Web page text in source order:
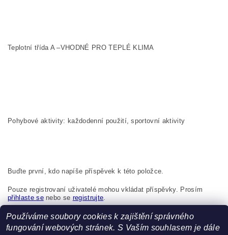
Teplotní třída A –VHODNÉ PRO TEPLÉ KLIMA
Pohybové aktivity: každodenní použití, sportovní aktivity
Buďte první, kdo napíše příspěvek k této položce.
Pouze registrovaní uživatelé mohou vkládat příspěvky. Prosím
přihlaste senebo se registrujte.
Boma s.r.o., K Bytovkám 222 Kunice 251 63 Česká republika,
info@boma.cz
Používáme soubory cookies k zajištění správného
fungování webových stránek. S Vaším souhlasem je dále